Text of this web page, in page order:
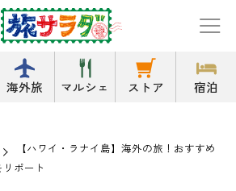
海外旅 マルシェ ストア 宿泊
【ハワイ・ラナイ島】海外の旅！おすすめ
ポート